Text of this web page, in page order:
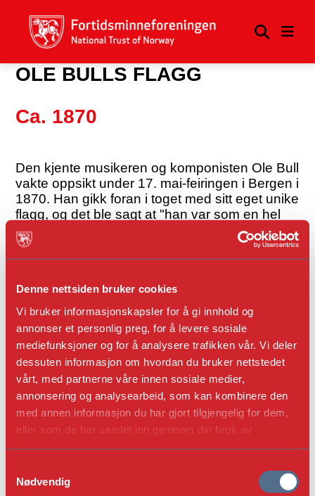
Denne nettsiden bruker cookies
Vi bruker informasjonskapsler for å gi innhold og
annonser et personlig preg, for å levere sosiale
mediefunksjoner og for å analysere trafikken vår. Vi deler
dessuten informasjon om hvordan du bruker nettstedet
vårt, med partnerne våre innen sosiale medier,
annonsering og analysearbeid, som kan kombinere den
med annen informasjon du har gjort tilgjengelig for dem,
eller som de har samlet inn gjennom din bruk av
så endre samtykke og så avvis.
Nødvendig
OLE BULLS FLAGG
Ca. 1870
Den kjente musikeren og komponisten Ole Bull
vakte oppsikt under 17. mai-feiringen i Bergen i
1870. Han gikk foran i toget med sitt eget unike
flagg, og det ble sagt at "han var som en hel
prosesjon alene". På den tiden var Norge i
union med Sverige, så flaggene skulle ha
unionsmerke i hjørnet - noe Bull mislikte. Siden
hadde hans venner i New York Philharmonic
Society laget et flagg til ham der unionsmerket
var skiftet ut med "The Stars and Stripes".
Flagget er utstilt på Lysøen.
Foto: Jiri Havran